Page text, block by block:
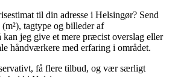
til din adresse i Helsingør? Send
tagtype og billeder af
jeg give et mere præcist overslag eller
håndværkere med erfaring i området.
få flere tilbud, og vær særligt